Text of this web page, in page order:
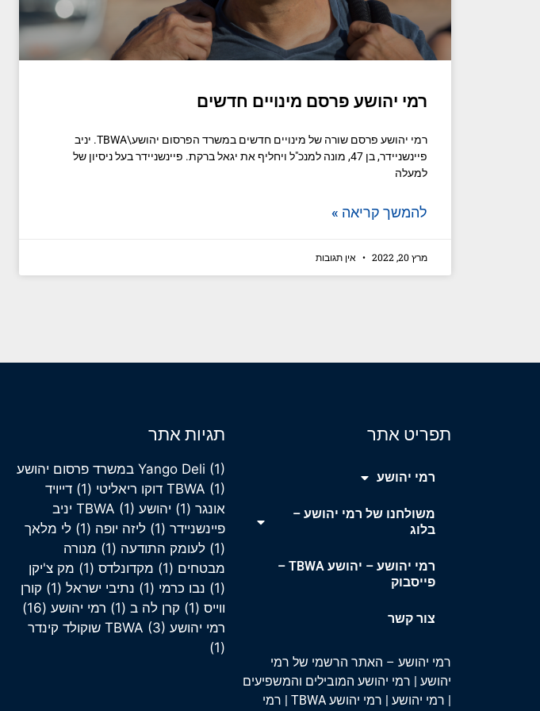
רמי יהושע פרסם מינויים חדשים
רמי יהושע פרסם שורה של מינויים חדשים במשרד הפרסום יהושע\TBWA. יניב
פיינשניידר, בן 47, מונה למנכ"ל ויחליף את יגאל ברקת. פיינשניידר בעל ניסיון של
למעלה
להמשך קריאה »
מרץ 20, 2022 אין תגובות
תפריט אתר
רמי יהושע
משולחנו של רמי יהושע –
בלוג
רמי יהושע – יהושע TBWA –
פייסבוק
צור קשר
רמי יהושע – האתר הרשמי של רמי
יהושע
רמי יהושע המובילים והמשפיעים
רמי יהושע רמי יהושע TBWA רמי
תגיות אתר
Yango Deli (1)
במשרד פרסום יהושע
TBWA (1) דוקו ריאליטי (1)
דייויד
אונגר (1) יהושע TBWA (1)
יניב
פיינשניידר (1) ליזה יופה (1)
לי מלאך
(1)
לעומק התודעה (1)
מנורה
מבטחים (1) מקדונלדס (1)
מק צ'יקן
(1)
נבו כרמי (1) נתיבי ישראל (1)
קורן
ווייס (1) קרן לה ב (1) רמי יהושע (16)
רמי יהושע TBWA (3)
שוקולד קינדר
(1)